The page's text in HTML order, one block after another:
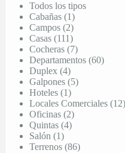
Todos los tipos
Cabañas (1)
Campos (2)
Casas (111)
Cocheras (7)
Departamentos (60)
Duplex (4)
Galpones (5)
Hoteles (1)
Locales Comerciales (12)
Oficinas (2)
Quintas (4)
Salón (1)
Terrenos (86)